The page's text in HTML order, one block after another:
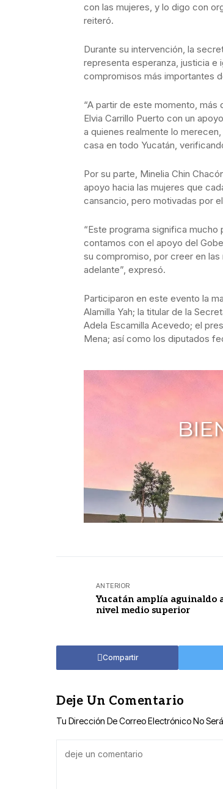
con las mujeres, y lo digo con
reiteró.
Durante su intervención, la
representa esperanza, justicia e
compromisos más importantes
“A partir de este momento, más
Elvia Carrillo Puerto con un
a quienes realmente lo
casa en todo Yucatán,
Por su parte, Minelia Chin
apoyo hacia las mujeres que
cansancio, pero motivadas por
“Este programa significa mucho
contamos con el apoyo del
su compromiso, por creer en
adelante”, expresó.
Participaron en este evento la
Alamilla Yah; la titular de la
Adela Escamilla Acevedo; el
Mena; así como los diputados
ANTERIOR
Yucatán amplía aguinaldo
nivel medio superior
Compartir
Deje Un Comentario
Tu Dirección De Correo Electrónico No